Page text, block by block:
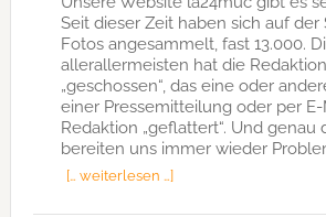
Seit dieser Zeit haben sich auf
Fotos angesammelt, fast 13.000.
allerallermeisten hat die
„geschossen“, das eine oder
einer Pressemitteilung oder per
Redaktion „geflattert“. Und genau
bereiten uns immer wieder
[… weiterlesen …]